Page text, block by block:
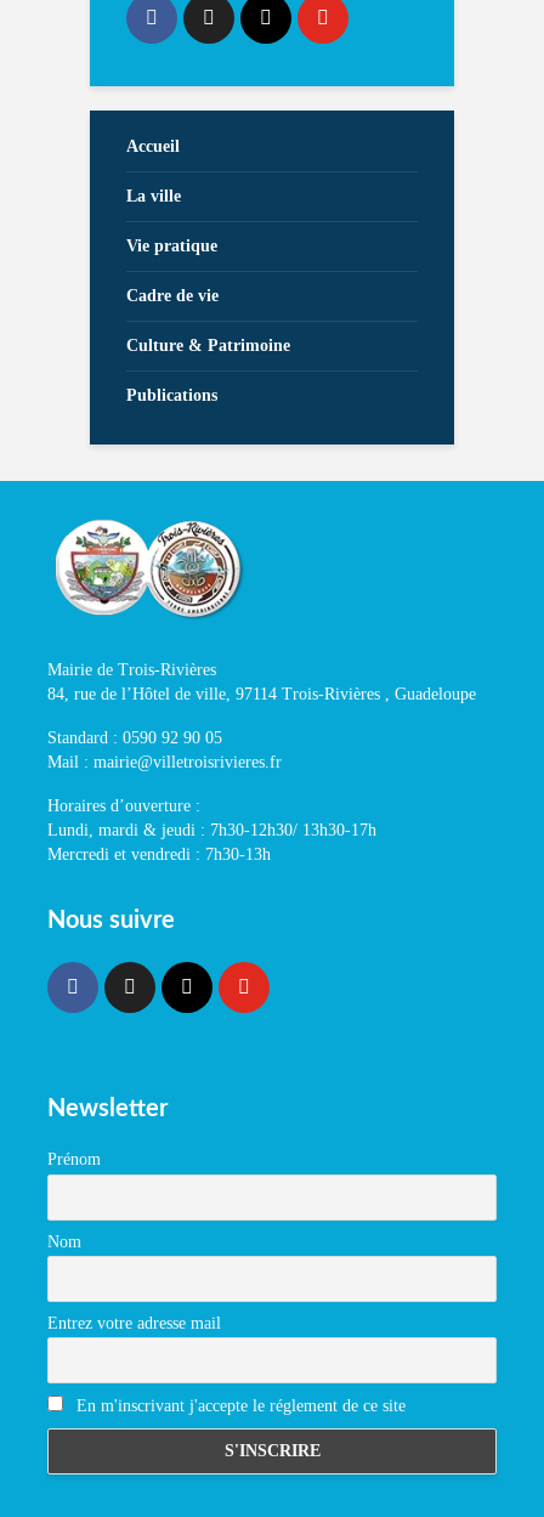
Accueil
La ville
Vie pratique
Cadre de vie
Culture & Patrimoine
Publications
Mairie de Trois-Rivières
84, rue de l’Hôtel de ville, 97114 Trois-Rivières , Guadeloupe
Standard : 0590 92 90 05
Mail : mairie@villetroisrivieres.fr
Horaires d’ouverture :
Lundi, mardi & jeudi : 7h30-12h30/ 13h30-17h
Mercredi et vendredi : 7h30-13h
Nous suivre
Newsletter
Prénom
Nom
Entrez votre adresse mail
En m'inscrivant j'accepte le réglement de ce site